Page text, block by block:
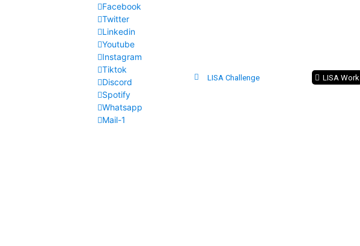
LISA Work
LISA Challenge
Facebook
Twitter
Linkedin
Youtube
Instagram
Tiktok
Discord
Spotify
Whatsapp
Mail-1